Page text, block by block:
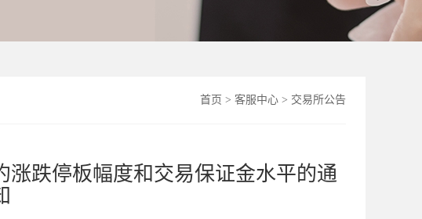
首页 > 客服中心 > 交易所公告
跌停板幅度和交易保证金水平的通